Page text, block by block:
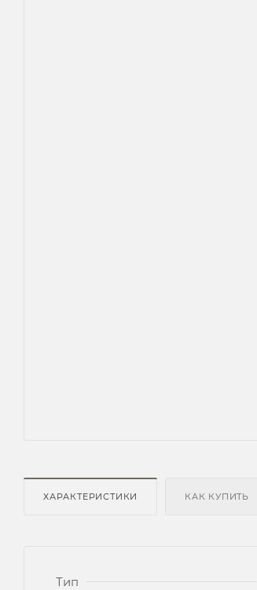
ХАРАКТЕРИСТИКИ КАК КУПИТЬ
Тип